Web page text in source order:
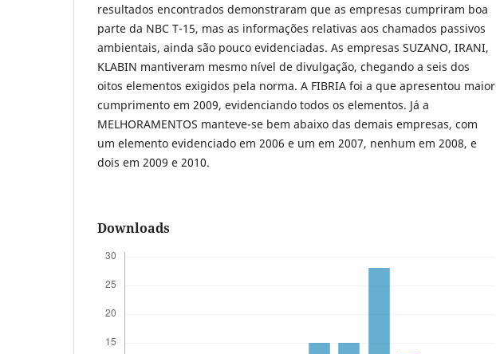
resultados encontrados demonstraram que as empresas cumpriram boa
parte da NBC T-15, mas as informações relativas aos chamados passivos
ambientais, ainda são pouco evidenciadas. As empresas SUZANO, IRANI,
KLABIN mantiveram mesmo nível de divulgação, chegando a seis dos
oitos elementos exigidos pela norma. A FIBRIA foi a que apresentou maior
cumprimento em 2009, evidenciando todos os elementos. Já a
MELHORAMENTOS manteve-se bem abaixo das demais empresas, com
um elemento evidenciado em 2006 e um em 2007, nenhum em 2008, e
dois em 2009 e 2010.
Downloads